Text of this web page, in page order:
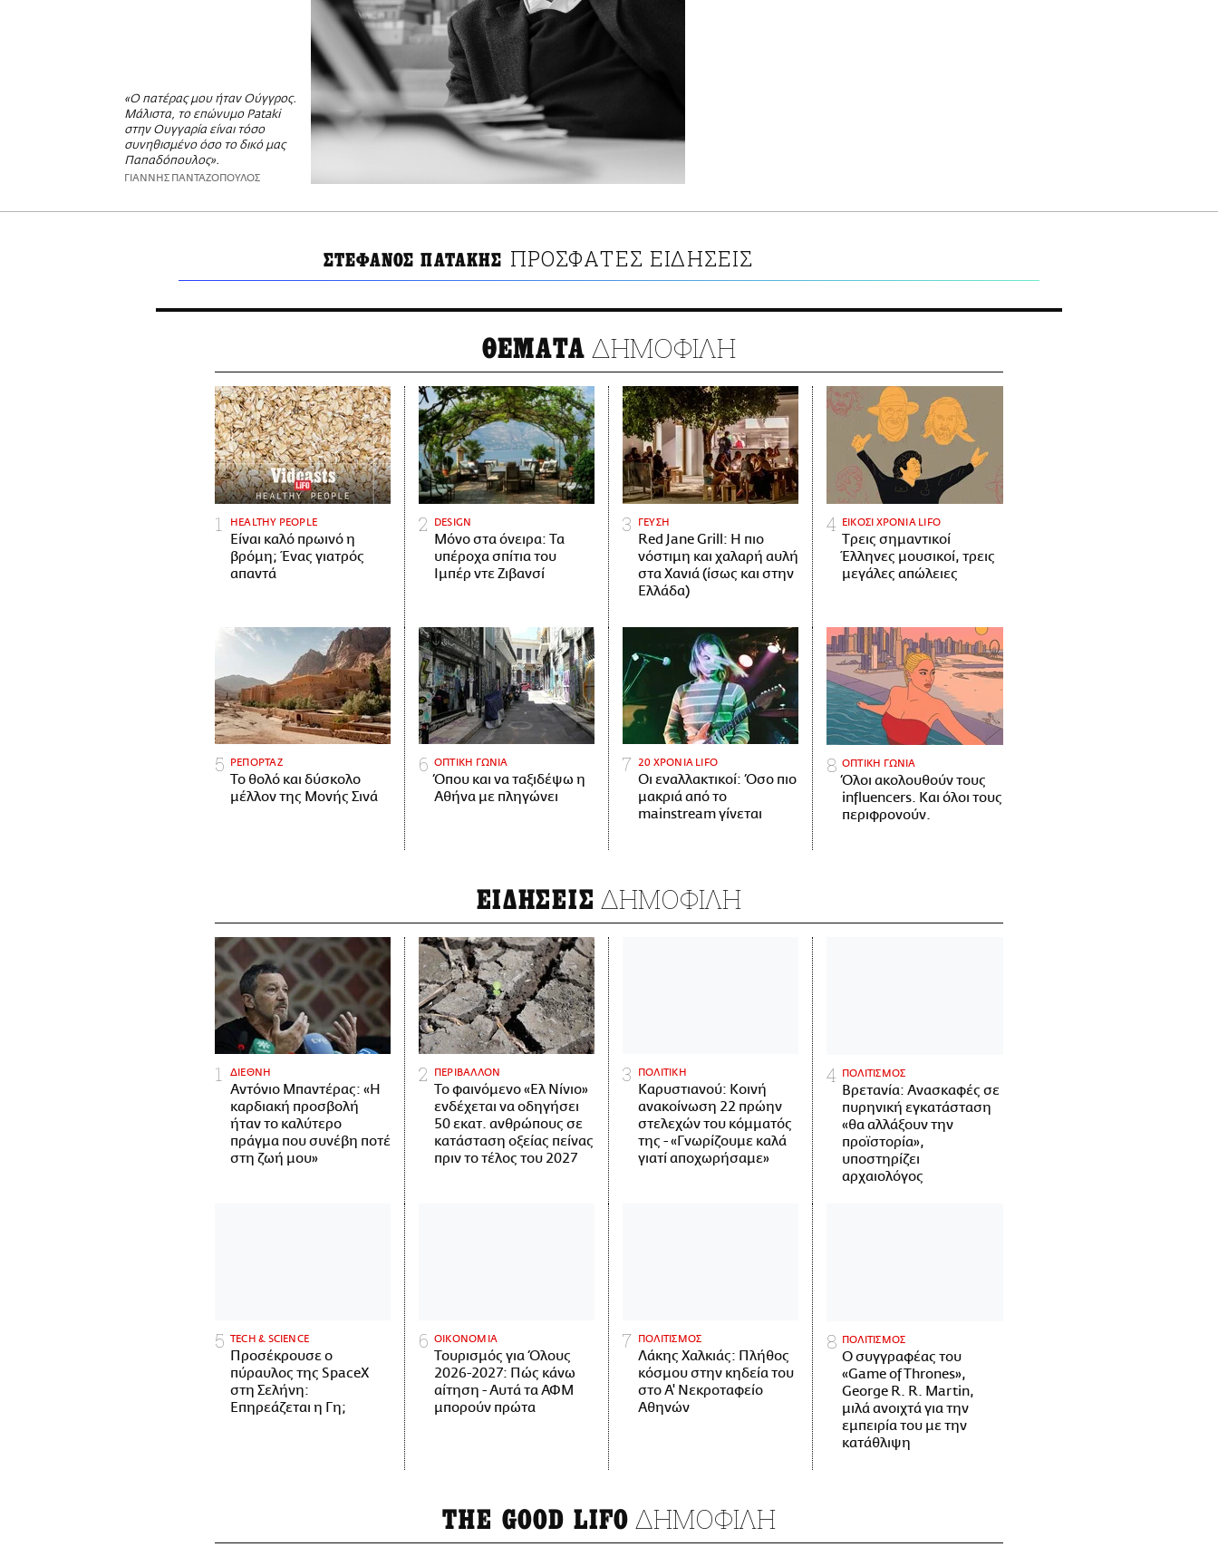
«Ο πατέρας μου ήταν Ούγγρος.
Μάλιστα, το επώνυμο Pataki
στην Ουγγαρία είναι τόσο
συνηθισμένο όσο το δικό μας
Παπαδόπουλος».
ΓΙΑΝΝΗΣ ΠΑΝΤΑΖΟΠΟΥΛΟΣ
ΣΤΕΦΑΝΟΣ ΠΑΤΑΚΗΣ ΠΡΟΣΦΑΤΕΣ ΕΙΔΗΣΕΙΣ
ΘΕΜΑΤΑ ΔΗΜΟΦΙΛΗ
HEALTHY PEOPLE
Είναι καλό πρωινό η
βρόμη; Ένας γιατρός
απαντά
DESIGN
Μόνο στα όνειρα: Τα
υπέροχα σπίτια του
Ιμπέρ ντε Ζιβανσί
ΓΕΥΣΗ
Red Jane Grill: Η πιο
νόστιμη και χαλαρή αυλή
στα Χανιά (ίσως και στην
Ελλάδα)
ΕΙΚΟΣΙ ΧΡΟΝΙΑ LIFO
Tρεις σημαντικοί
Έλληνες μουσικοί, τρεις
μεγάλες απώλειες
ΡΕΠΟΡΤΑΖ
Το θολό και δύσκολο
μέλλον της Μονής Σινά
ΟΠΤΙΚΗ ΓΩΝΙΑ
Όπου και να ταξιδέψω η
Αθήνα με πληγώνει
20 ΧΡΟΝΙΑ LIFO
Οι εναλλακτικοί: Όσο πιο
μακριά από το
mainstream γίνεται
ΟΠΤΙΚΗ ΓΩΝΙΑ
Όλοι ακολουθούν τους
influencers. Και όλοι τους
περιφρονούν.
ΕΙΔΗΣΕΙΣ ΔΗΜΟΦΙΛΗ
ΔΙΕΘΝΗ
Αντόνιο Μπαντέρας: «Η
καρδιακή προσβολή
ήταν το καλύτερο
πράγμα που συνέβη ποτέ
στη ζωή μου»
ΠΕΡΙΒΑΛΛΟΝ
Το φαινόμενο «Ελ Νίνιο»
ενδέχεται να οδηγήσει
50 εκατ. ανθρώπους σε
κατάσταση οξείας πείνας
πριν το τέλος του 2027
ΠΟΛΙΤΙΚΗ
Καρυστιανού: Κοινή
ανακοίνωση 22 πρώην
στελεχών του κόμματός
της - «Γνωρίζουμε καλά
γιατί αποχωρήσαμε»
ΠΟΛΙΤΙΣΜΟΣ
Βρετανία: Ανασκαφές σε
πυρηνική εγκατάσταση
«θα αλλάξουν την
προϊστορία»,
υποστηρίζει
αρχαιολόγος
ΤECH & SCIENCE
Προσέκρουσε ο
πύραυλος της SpaceX
στη Σελήνη:
Επηρεάζεται η Γη;
ΟΙΚΟΝΟΜΙΑ
Τουρισμός για Όλους
2026-2027: Πώς κάνω
αίτηση - Αυτά τα ΑΦΜ
μπορούν πρώτα
ΠΟΛΙΤΙΣΜΟΣ
Λάκης Χαλκιάς: Πλήθος
κόσμου στην κηδεία του
στο Α' Νεκροταφείο
Αθηνών
ΠΟΛΙΤΙΣΜΟΣ
Ο συγγραφέας του
«Game of Thrones»,
George R. R. Martin,
μιλά ανοιχτά για την
εμπειρία του με την
κατάθλιψη
THE GOOD LIFO ΔΗΜΟΦΙΛΗ